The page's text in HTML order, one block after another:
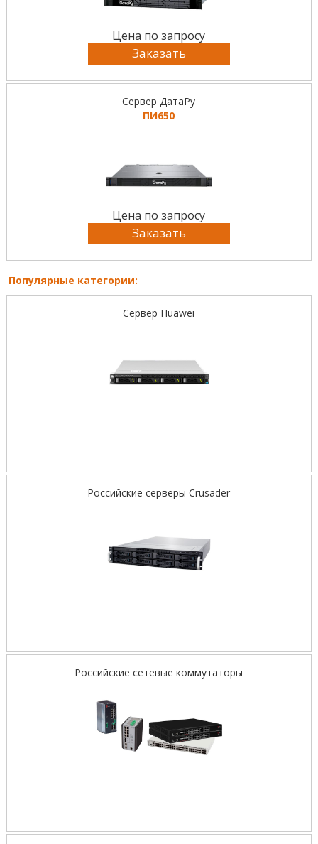
Цена по запросу
Заказать
Сервер ДатаРу
ПИ650
Цена по запросу
Заказать
Популярные категории:
Сервер Huawei
Российские серверы Crusader
Российские сетевые коммутаторы